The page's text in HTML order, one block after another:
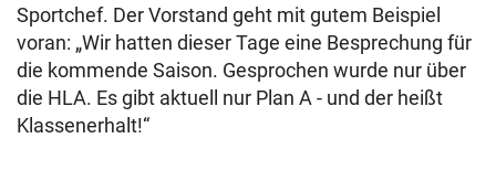
Sportchef. Der Vorstand geht mit gutem Beispiel
voran: „Wir hatten dieser Tage eine Besprechung für
die kommende Saison. Gesprochen wurde nur über
die HLA. Es gibt aktuell nur Plan A - und der heißt
Klassenerhalt!“